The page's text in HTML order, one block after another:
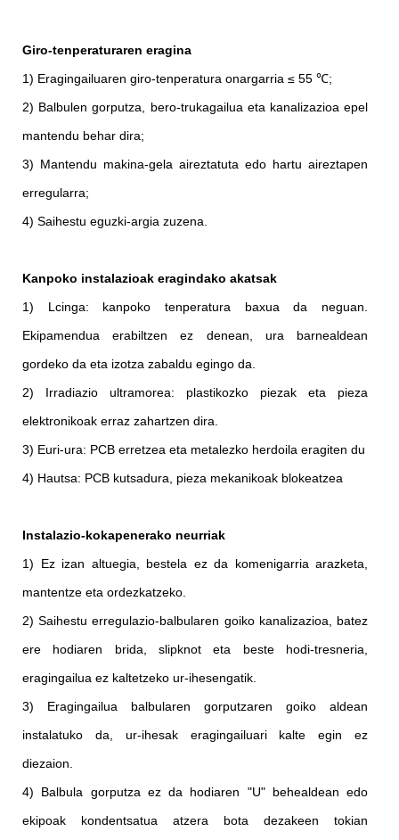
Giro-tenperaturaren eragina
1) Eragingailuaren giro-tenperatura onargarria ≤ 55 ℃;
2) Balbulen gorputza, bero-trukagailua eta kanalizazioa epel
mantendu behar dira;
3) Mantendu makina-gela aireztatuta edo hartu aireztapen
erregularra;
4) Saihestu eguzki-argia zuzena.
Kanpoko instalazioak eragindako akatsak
1) Lcinga: kanpoko tenperatura baxua da neguan.
Ekipamendua erabiltzen ez denean, ura barnealdean
gordeko da eta izotza zabaldu egingo da.
2) Irradiazio ultramorea: plastikozko piezak eta pieza
elektronikoak erraz zahartzen dira.
3) Euri-ura: PCB erretzea eta metalezko herdoila eragiten du
4) Hautsa: PCB kutsadura, pieza mekanikoak blokeatzea
Instalazio-kokapenerako neurriak
1) Ez izan altuegia, bestela ez da komenigarria arazketa,
mantentze eta ordezkatzeko.
2) Saihestu erregulazio-balbularen goiko kanalizazioa, batez
ere hodiaren brida, slipknot eta beste hodi-tresneria,
eragingailua ez kaltetzeko ur-ihesengatik.
3) Eragingailua balbularen gorputzaren goiko aldean
instalatuko da, ur-ihesak eragingailuari kalte egin ez
diezaion.
4) Balbula gorputza ez da hodiaren "U" behealdean edo
ekipoak kondentsatua atzera bota dezakeen tokian